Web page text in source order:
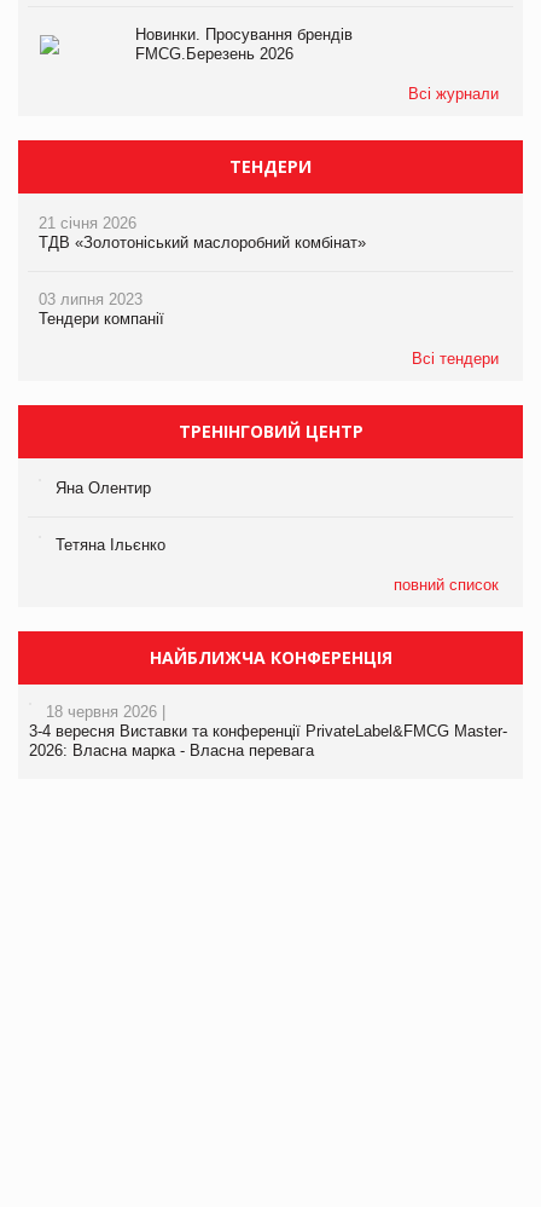
Новинки. Просування брендів
FMCG.Березень 2026
Всі журнали
ТЕНДЕРИ
21 січня 2026
ТДВ «Золотоніський маслоробний комбінат»
03 липня 2023
Тендери компанії
Всі тендери
ТРЕНІНГОВИЙ ЦЕНТР
Яна Олентир
Тетяна Ільєнко
повний список
НАЙБЛИЖЧА КОНФЕРЕНЦІЯ
18 червня 2026 |
3-4 вересня Виставки та конференції PrivateLabel&FMCG Master-
2026: Власна марка - Власна перевага